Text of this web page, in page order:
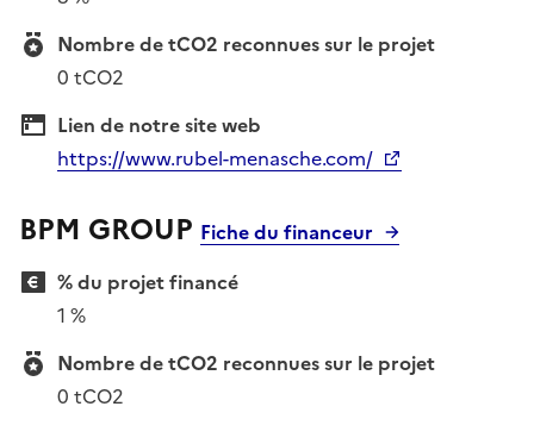
Nombre de tCO2 reconnues sur le projet
0 tCO2
Lien de notre site web
https://www.rubel-menasche.com/
BPM GROUP Fiche du financeur
% du projet financé
1 %
Nombre de tCO2 reconnues sur le projet
0 tCO2